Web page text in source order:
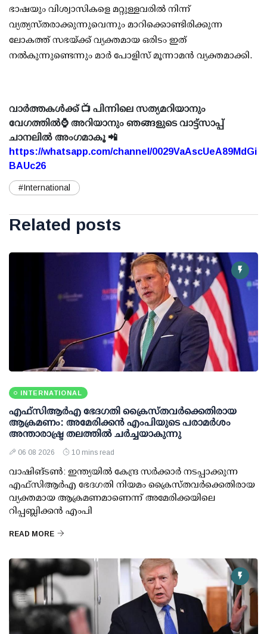
ഭാഷയും വിശ്വാസികളെ മറ്റുള്ളവരിൽ നിന്ന്
വ്യത്യസ്തരാക്കുന്നുവെന്നും മാറിക്കൊണ്ടിരിക്കുന്ന
ലോകത്ത് സഭയ്ക്ക് വ്യക്തമായ ഒരിടം ഇത്
നൽകുന്നുണ്ടെന്നും മാർ പോളിസ് മൂന്നാമൻ വ്യക്തമാക്കി.
വാർത്തകൾക്ക് 📺 പിന്നിലെ സത്യമറിയാനും
വേഗത്തിൽ⌚ അറിയാനും ഞങ്ങളുടെ വാട്ട്സാപ്പ്
ചാനലിൽ അംഗമാകൂ 📲
https://whatsapp.com/channel/0029VaAscUeA89MdGi
BAUc26
#International
Related posts
INTERNATIONAL
എഫ്‌സി‌ആര്‍‌എ ഭേദഗതി ക്രൈസ്തവർക്കെതിരായ
ആക്രമണം: അമേരിക്കൻ എംപിയുടെ പരാമർശം
അന്താരാഷ്ട്ര തലത്തിൽ ചർച്ചയാകുന്നു
06 08 2026 10 mins read
വാഷിങ്ടൺ: ഇന്ത്യയിൽ കേന്ദ്ര സർക്കാർ നടപ്പാക്കുന്ന
എഫ്സിആർഎ ഭേദഗതി നിയമം ക്രൈസ്തവർക്കെതിരായ
വ്യക്തമായ ആക്രമണമാണെന്ന് അമേരിക്കയിലെ
റിപ്പബ്ലിക്കൻ എംപി
READ MORE